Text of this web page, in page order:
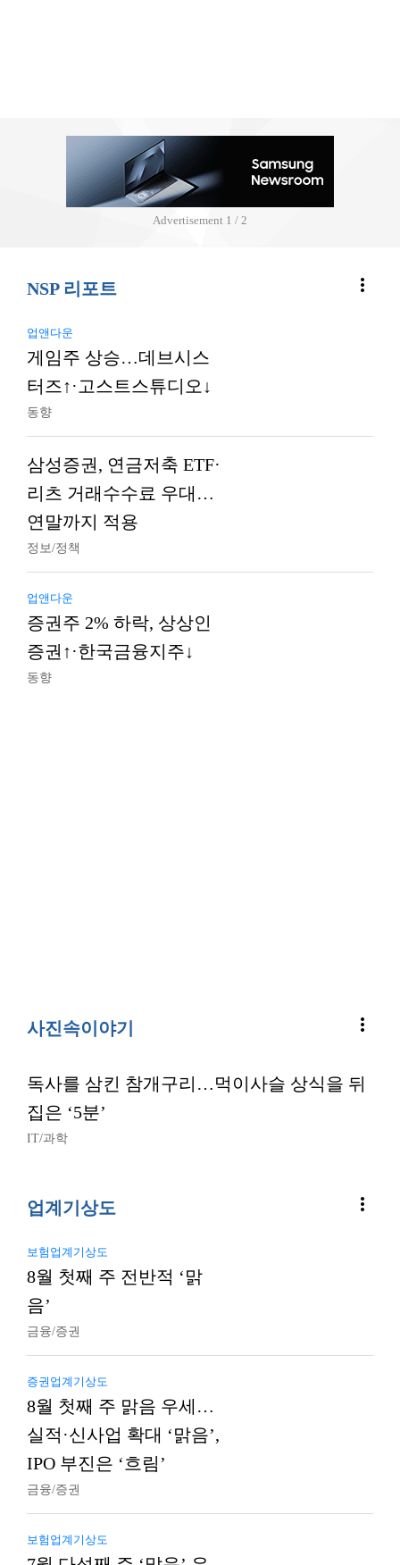
Advertisement 2 / 2
NSP 리포트 more_vert
업앤다운
게임주 상승…데브시스
터즈↑·고스트스튜디오↓
동향
삼성증권, 연금저축 ETF·
리츠 거래수수료 우대…
연말까지 적용
정보/정책
업앤다운
증권주 2% 하락, 상상인
증권↑·한국금융지주↓
동향
사진속이야기 more_vert
독사를 삼킨 참개구리…먹이사슬 상식을 뒤
집은 ‘5분’
IT/과학
업계기상도 more_vert
보험업계기상도
8월 첫째 주 전반적 ‘맑
음’
금융/증권
증권업계기상도
8월 첫째 주 맑음 우세…
실적·신사업 확대 ‘맑음’,
IPO 부진은 ‘흐림’
금융/증권
보험업계기상도